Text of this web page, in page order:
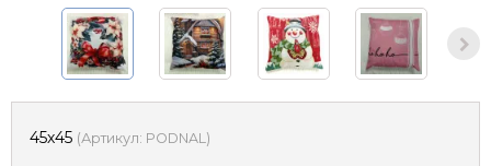
45х45 (Артикул: PODNAL)